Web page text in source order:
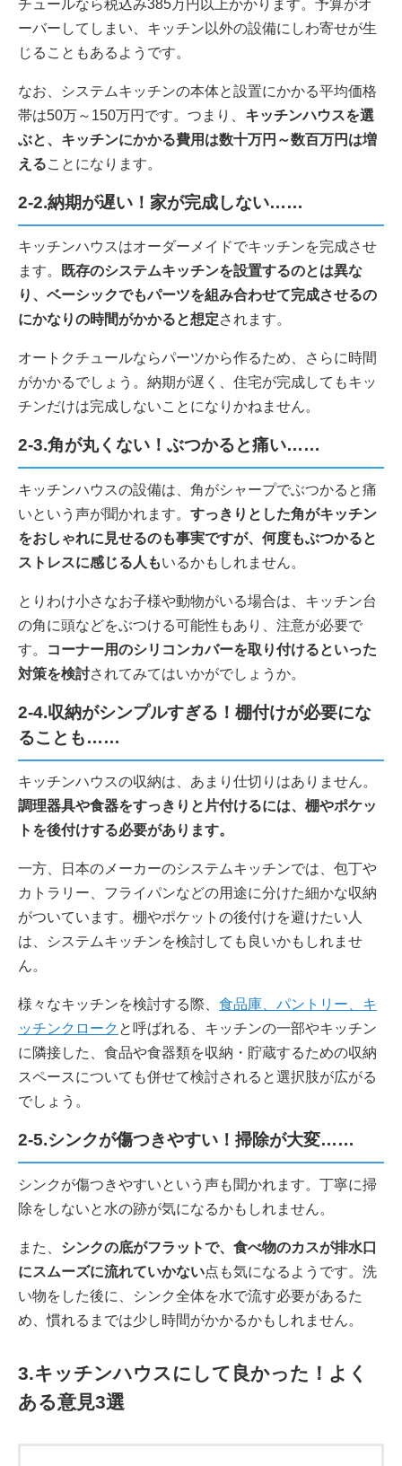
チュールなら税込み385万円以上かかります。予算がオ
ーバーしてしまい、キッチン以外の設備にしわ寄せが生
じることもあるようです。
なお、システムキッチンの本体と設置にかかる平均価格
帯は50万～150万円です。つまり、 キッチンハウスを選
ぶと、キッチンにかかる費用は数十万円～数百万円は増
えることになります。
2-2.納期が遅い！家が完成しない……
キッチンハウスはオーダーメイドでキッチンを完成させ
ます。
既存のシステムキッチンを設置するのとは異な
り、ベーシックでもパーツを組み合わせて完成させるの
にかなりの時間がかかると想定されます。
オートクチュールならパーツから作るため、さらに時間
がかかるでしょう。納期が遅く、住宅が完成してもキッ
チンだけは完成しないことになりかねません。
2-3.角が丸くない！ぶつかると痛い……
キッチンハウスの設備は、角がシャープでぶつかると痛
いという声が聞かれます。 すっきりとした角がキッチン
をおしゃれに見せるのも事実ですが、何度もぶつかると
ストレスに感じる人もいるかもしれません。
とりわけ小さなお子様や動物がいる場合は、キッチン台
の角に頭などをぶつける可能性もあり、注意が必要で
す。
コーナー用のシリコンカバーを取り付けるといった
対策を検討されてみてはいかがでしょうか。
2-4.収納がシンプルすぎる！棚付けが必要にな
ることも……
キッチンハウスの収納は、あまり仕切りはありません。
調理器具や食器をすっきりと片付けるには、棚やポケッ
トを後付けする必要があります。
一方、日本のメーカーのシステムキッチンでは、包丁や
カトラリー、フライパンなどの用途に分けた細かな収納
がついています。棚やポケットの後付けを避けたい人
は、システムキッチンを検討しても良いかもしれませ
ん。
様々なキッチンを検討する際、 食品庫、パントリー、キ
ッチンクローク と呼ばれる、キッチンの一部やキッチン
に隣接した、食品や食器類を収納・貯蔵するための収納
スペースについても併せて検討されると選択肢が広がる
でしょう。
2-5.シンクが傷つきやすい！掃除が大変……
シンクが傷つきやすいという声も聞かれます。丁寧に掃
除をしないと水の跡が気になるかもしれません。
また、 シンクの底がフラットで、食べ物のカスが排水口
にスムーズに流れていかない点も気になるようです。洗
い物をした後に、シンク全体を水で流す必要があるた
め、慣れるまでは少し時間がかかるかもしれません。
3.キッチンハウスにして良かった！よく
ある意見3選